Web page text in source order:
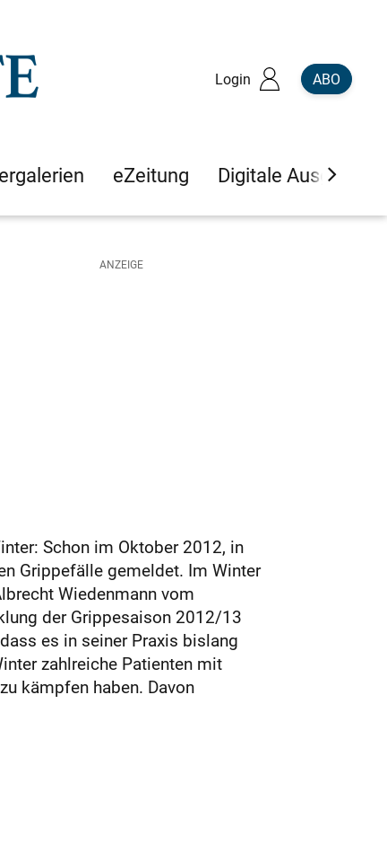
Login ABO
eZeitung Digitale Ausgaben
Schon im Oktober 2012, in
Grippefälle gemeldet. Im Winter
Wiedenmann vom
der Grippesaison 2012/13
es in seiner Praxis bislang
zahlreiche Patienten mit
kämpfen haben. Davon